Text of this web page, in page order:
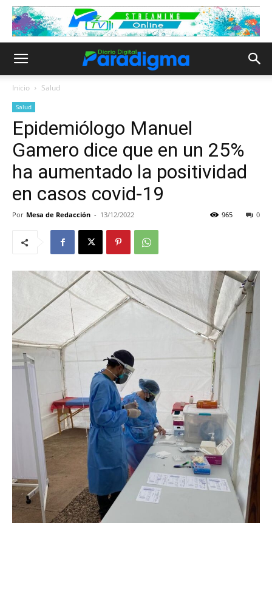
Inicio Salud
Salud
Epidemiólogo Manuel
Gamero dice que en un 25%
ha aumentado la positividad
en casos covid-19
Por Mesa de Redacción - 13/12/2022 0
965